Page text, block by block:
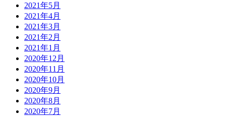
2021年5月
2021年4月
2021年3月
2021年2月
2021年1月
2020年12月
2020年11月
2020年10月
2020年9月
2020年8月
2020年7月